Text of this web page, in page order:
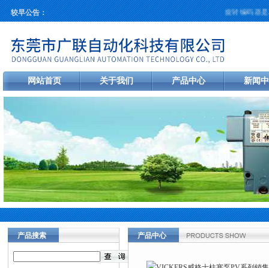
较早公告： 旋转编码器是工
网站首页 关于我们 产品中心 新闻
产品搜索
产品中心
PV系列销售